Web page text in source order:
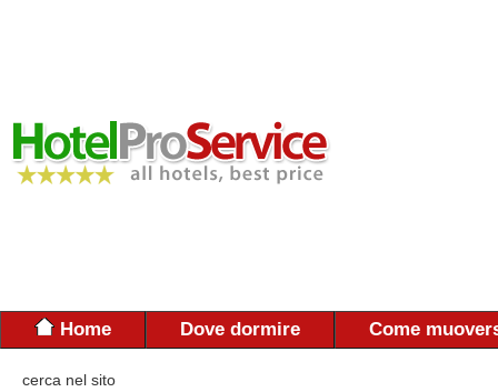
Home Dove dormire Come
cerca nel sito